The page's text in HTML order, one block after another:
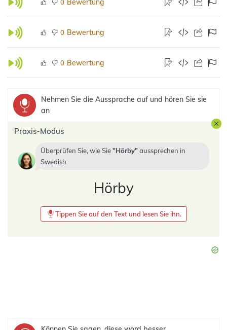
0
0 Bewertung
0 Bewertung
Nehmen Sie die Aussprache auf und hören Sie sie
an
Praxis-Modus
Überprüfen Sie, wie Sie Hörby aussprechen in
Swedish
Hörby
Tippen Sie auf den Text und lesen Sie ihn.